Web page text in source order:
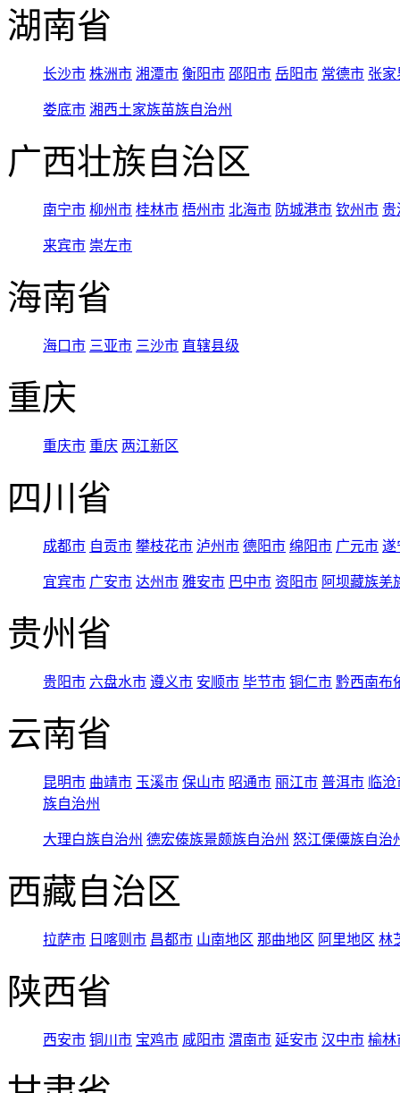
湖南省
长沙市 株洲市 湘潭市 衡阳市 邵阳市 岳阳市 常德市 张家
娄底市 湘西土家族苗族自治州
广西壮族自治区
南宁市 柳州市 桂林市 梧州市 北海市 防城港市 钦州市 贵
来宾市 崇左市
海南省
海口市 三亚市 三沙市 直辖县级
重庆
重庆市 重庆 两江新区
四川省
成都市 自贡市 攀枝花市 泸州市 德阳市 绵阳市 广元市 遂
宜宾市 广安市 达州市 雅安市 巴中市 资阳市 阿坝藏族羌
贵州省
贵阳市 六盘水市 遵义市 安顺市 毕节市 铜仁市 黔西南布
云南省
昆明市 曲靖市 玉溪市 保山市 昭通市 丽江市 普洱市 临
族自治州
大理白族自治州 德宏傣族景颇族自治州 怒江傈僳族自治
西藏自治区
拉萨市 日喀则市 昌都市 山南地区 那曲地区 阿里地区 林
陕西省
西安市 铜川市 宝鸡市 咸阳市 渭南市 延安市 汉中市 榆林